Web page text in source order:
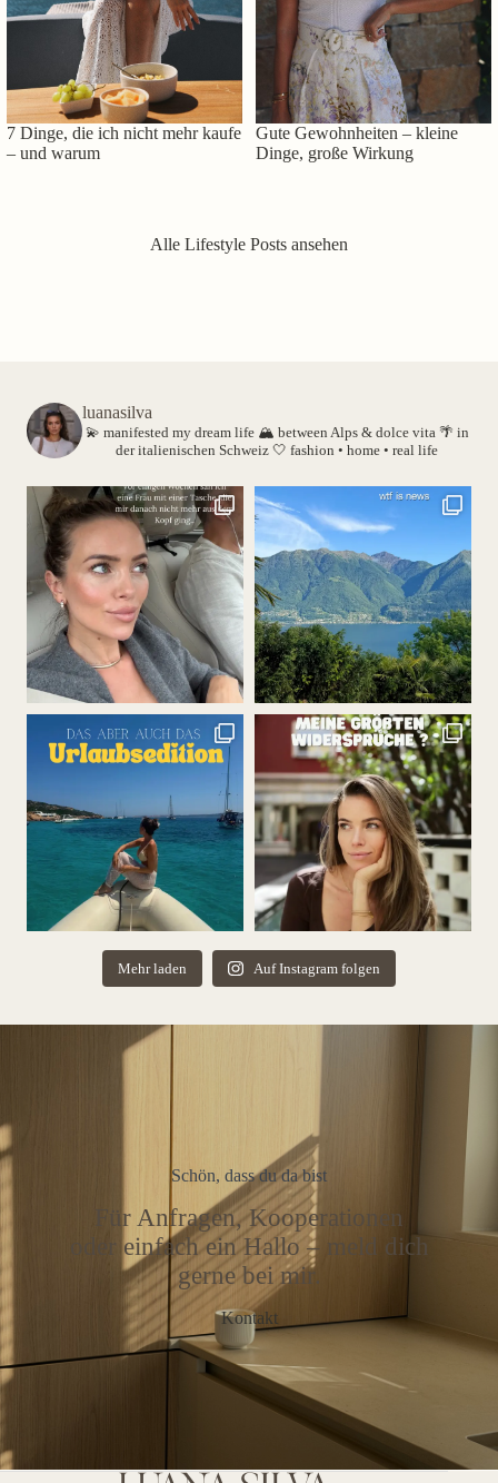
7 Dinge, die ich nicht mehr kaufe
– und warum
Gute Gewohnheiten – kleine
Dinge, große Wirkung
Alle Lifestyle Posts ansehen
luanasilva
💫 manifested my dream life 🏔️ between Alps & dolce vita 🌴 in
der italienischen Schweiz 🤍 fashion • home • real life
Mehr laden Auf Instagram folgen
Schön, dass du da bist
Für Anfragen, Kooperationen
oder einfach ein Hallo – meld dich
gerne bei mir.
Kontakt